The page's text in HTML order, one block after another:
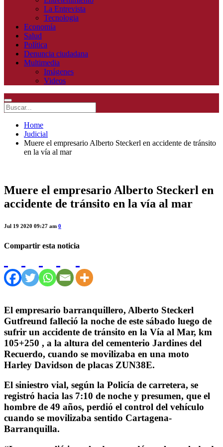
La Entrevista
Tecnologia
Economía
Salud
Política
Denuncia ciudadana
Multimedia
Imágenes
Videos
Home
Judicial
Muere el empresario Alberto Steckerl en accidente de tránsito
en la vía al mar
Muere el empresario Alberto Steckerl en
accidente de tránsito en la vía al mar
Jul 19 2020 09:27 am 0
Compartir esta noticia
El empresario barranquillero, Alberto Steckerl
Gutfreund falleció la noche de este sábado luego de
sufrir un accidente de tránsito en la Vía al Mar, km
105+250 , a la altura del cementerio Jardines del
Recuerdo, cuando se movilizaba en una moto
Harley Davidson de placas ZUN38E.
El siniestro vial, según la Policía de carretera, se
registró hacia las 7:10 de noche y presumen, que el
hombre de 49 años, perdió el control del vehículo
cuando se movilizaba sentido Cartagena-
Barranquilla.